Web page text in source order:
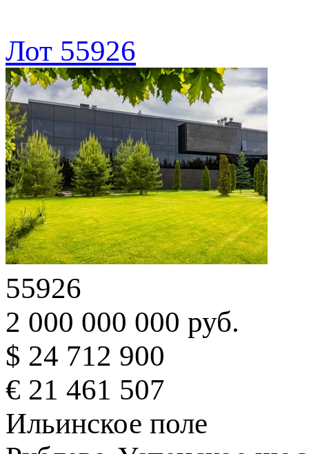
Лот 55926
55926
2 000 000 000 руб.
$ 24 712 900
€ 21 461 507
Ильинское поле